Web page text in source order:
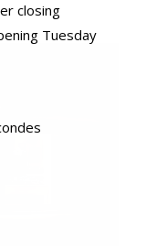
closing
Tuesday